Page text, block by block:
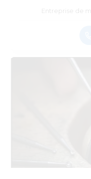
Entreprise de